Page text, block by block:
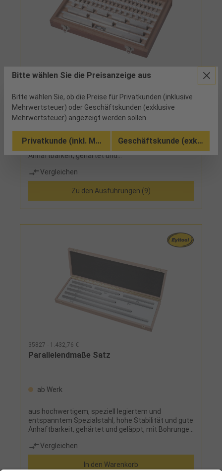
3582247 - 391,99 €
Parallelendmaß Sortiment aus Stahl DIN861
Güte 2 47-teilig
2 verfügbar
aus hochwertigem, speziell legiertem und
entspanntem Spezialstahl, hohe Stabilität und gute
Anhaftbarkeit, gehärtet und
1,909x 1-910x 10-100
Vergleichen
Zu den Ausführungen (9)
35827 - 1.432,76 €
Parallelendmaße Satz
ab Werk
aus hochwertigem, speziell legiertem und
entspanntem Spezialstahl, hohe Stabilität und gute
Anhaftbarkeit, gehärtet und geläppt, mit Bohrungen
Parallelendmaß 125, 150, 175, 200, 250, 300, 400,
500 mm und Holzetui
Vergleichen
In den Warenkorb
Bitte wählen Sie die Preisanzeige aus
Bitte wählen Sie, ob die Preise für Privatkunden (inklusive
Mehrwertsteuer) oder Geschäftskunden (exklusive
Mehrwertsteuer) angezeigt werden sollen.
Privatkunde (inkl. MwSt.) Geschäftskunde (exkl.